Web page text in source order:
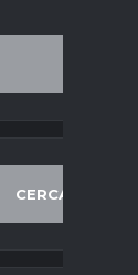
CERCA